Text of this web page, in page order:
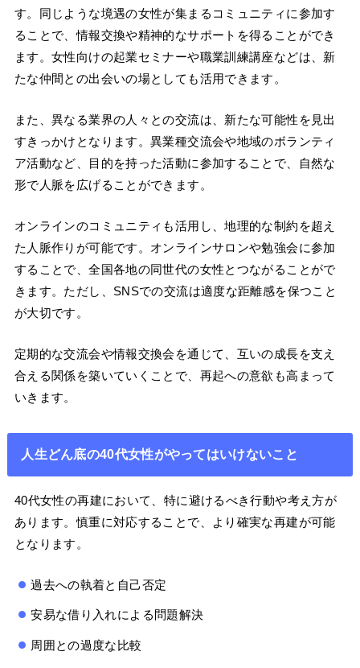
す。同じような境遇の女性が集まるコミュニティに参加す
ることで、情報交換や精神的なサポートを得ることができ
ます。女性向けの起業セミナーや職業訓練講座などは、新
たな仲間との出会いの場としても活用できます。
また、異なる業界の人々との交流は、新たな可能性を見出
すきっかけとなります。異業種交流会や地域のボランティ
ア活動など、目的を持った活動に参加することで、自然な
形で人脈を広げることができます。
オンラインのコミュニティも活用し、地理的な制約を超え
た人脈作りが可能です。オンラインサロンや勉強会に参加
することで、全国各地の同世代の女性とつながることがで
きます。ただし、SNSでの交流は適度な距離感を保つこと
が大切です。
定期的な交流会や情報交換会を通じて、互いの成長を支え
合える関係を築いていくことで、再起への意欲も高まって
いきます。
人生どん底の40代女性がやってはいけないこと
40代女性の再建において、特に避けるべき行動や考え方が
あります。慎重に対応することで、より確実な再建が可能
となります。
過去への執着と自己否定
安易な借り入れによる問題解決
周囲との過度な比較